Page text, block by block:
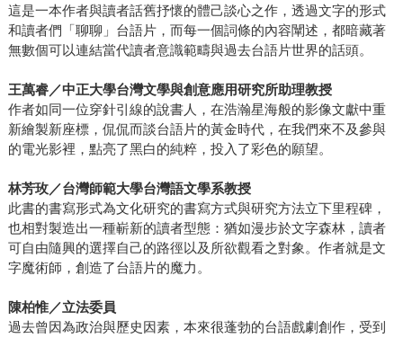
這是一本作者與讀者話舊抒懷的體己談心之作，透過文字的形式
和讀者們「聊聊」台語片，而每一個詞條的內容闡述，都暗藏著
無數個可以連結當代讀者意識範疇與過去台語片世界的話頭。
王萬睿／中正大學台灣文學與創意應用研究所助理教授
作者如同一位穿針引線的說書人，在浩瀚星海般的影像文獻中重
新繪製新座標，侃侃而談台語片的黃金時代，在我們來不及參與
的電光影裡，點亮了黑白的純粹，投入了彩色的願望。
林芳玫／台灣師範大學台灣語文學系教授
此書的書寫形式為文化研究的書寫方式與研究方法立下里程碑，
也相對製造出一種嶄新的讀者型態：猶如漫步於文字森林，讀者
可自由隨興的選擇自己的路徑以及所欲觀看之對象。作者就是文
字魔術師，創造了台語片的魔力。
陳柏惟／立法委員
過去曾因為政治與歷史因素，本來很蓬勃的台語戲劇創作，受到